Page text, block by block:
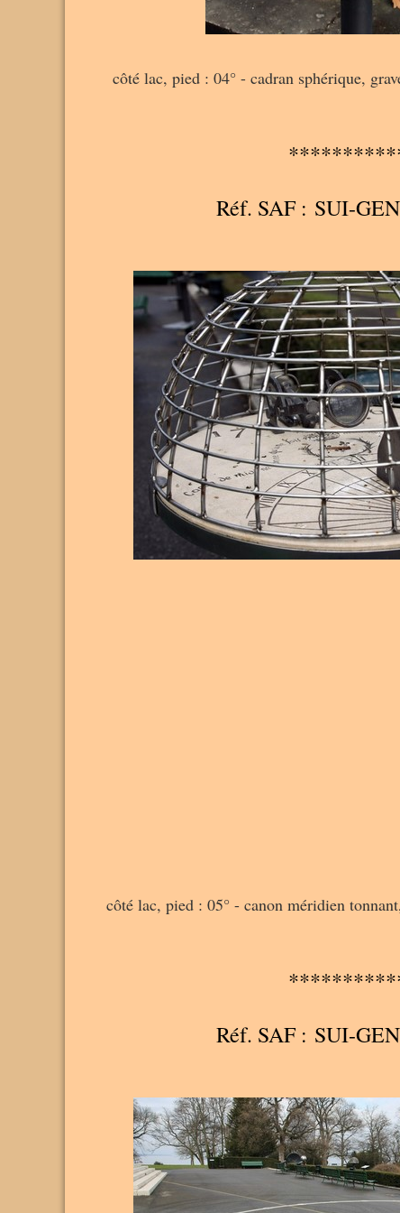
côté lac, pied : 04° - cadran sphérique,
Réf. SAF : SUI-
côté lac, pied : 05° - canon méridien
Réf. SAF : SUI-